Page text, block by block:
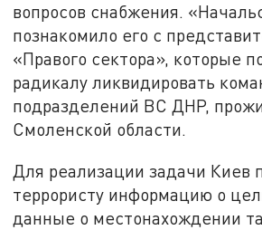
вопросов снабжения.
познакомило его с
«Правого сектора», которые
радикалу ликвидировать
подразделений ВС ДНР,
Смоленской области.
Для реализации задачи Киев
террористу информацию о
данные о местонахождении